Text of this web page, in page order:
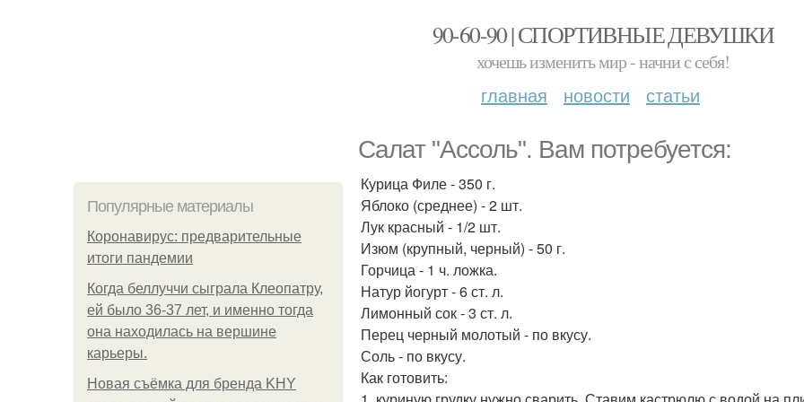
90-60-90 | СПОРТИВНЫЕ ДЕВУШКИ
хочешь изменить мир - начни с себя!
главная новости статьи
Салат "Ассоль". Вам потребуется:
Популярные материалы
Коронавирус: предварительные
итоги пандемии
Когда беллуччи сыграла Клеопатру,
ей было 36-37 лет, и именно тогда
она находилась на вершине
карьеры.
Новая съёмка для бренда KHY
Курица Филе - 350 г.
Яблоко (среднее) - 2 шт.
Лук красный - 1/2 шт.
Изюм (крупный, черный) - 50 г.
Горчица - 1 ч. ложка.
Натур йогурт - 6 ст. л.
Лимонный сок - 3 ст. л.
Перец черный молотый - по вкусу.
Соль - по вкусу.
Как готовить: